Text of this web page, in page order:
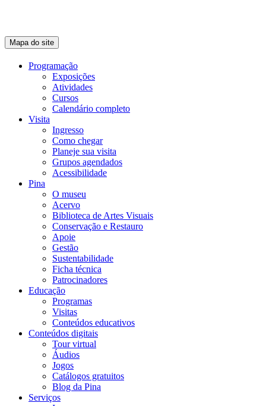
Mapa do site
Programação
Exposições
Atividades
Cursos
Calendário completo
Visita
Ingresso
Como chegar
Planeje sua visita
Grupos agendados
Acessibilidade
Pina
O museu
Acervo
Biblioteca de Artes Visuais
Conservação e Restauro
Apoie
Gestão
Sustentabilidade
Ficha técnica
Patrocinadores
Educação
Programas
Visitas
Conteúdos educativos​
Conteúdos digitais
Tour virtual
Áudios
Jogos
Catálogos gratuitos
Blog da Pina
Serviços